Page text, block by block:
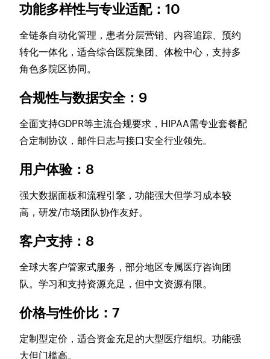
功能多样性与专业适配：10
全链条自动化管理，患者分层营销、内容追踪、预约
转化一体化，适合综合医院集团、体检中心，支持多
角色多院区协同。
合规性与数据安全：9
全面支持GDPR等主流合规要求，HIPAA需专业套餐配
合定制协议，邮件日志与接口安全行业领先。
用户体验：8
强大数据面板和流程引擎，功能强大但学习成本较
高，研发/市场团队协作友好。
客户支持：8
全球大客户管家式服务，部分地区专属医疗咨询团
队。学习和支持资源充足，但中文资源有限。
价格与性价比：7
定制型定价，适合资金充足的大型医疗组织。功能强
大但门槛高。